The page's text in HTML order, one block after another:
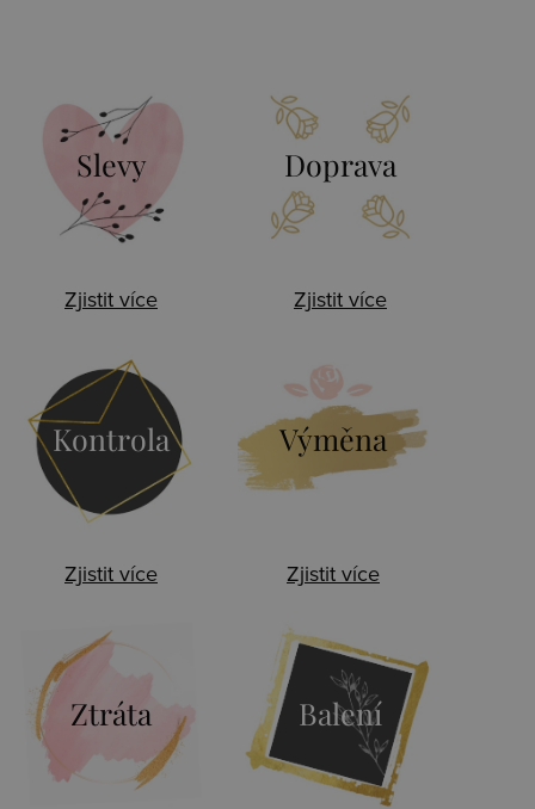
Slevy
Zjistit více
Doprava
Zjistit více
Kontrola
Zjistit více
Výměna
Zjistit více
Ztráta Balení